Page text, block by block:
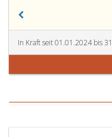
zu
in
In Kraft seit 01.01.2024 bis